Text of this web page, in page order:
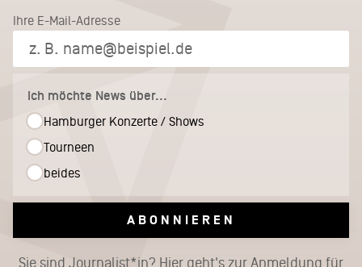
Ihre E-Mail-Adresse
Ich möchte News über...
Hamburger Konzerte / Shows
Tourneen
beides
ABONNIEREN
Sie sind Journalist*in? Hier geht's zur Anmeldung für